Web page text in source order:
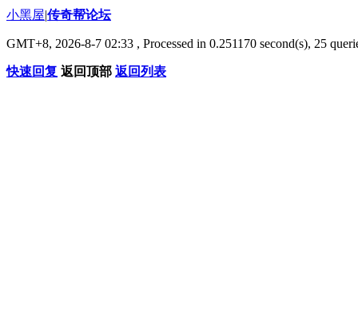
小黑屋|传奇帮论坛
GMT+8, 2026-8-7 02:33 , Processed in 0.251170 second(s), 25
快速回复 返回顶部 返回列表